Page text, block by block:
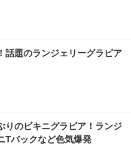
話題のランジェリーグラビア
りのビキニグラビア！ランジ
Tバックなど色気爆発